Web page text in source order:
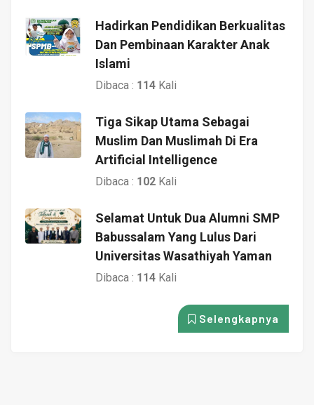
Hadirkan Pendidikan Berkualitas
Dan Pembinaan Karakter Anak
Islami
Dibaca : 114 Kali
Tiga Sikap Utama Sebagai
Muslim Dan Muslimah Di Era
Artificial Intelligence
Dibaca : 102 Kali
Selamat Untuk Dua Alumni SMP
Babussalam Yang Lulus Dari
Universitas Wasathiyah Yaman
Dibaca : 114 Kali
Selengkapnya